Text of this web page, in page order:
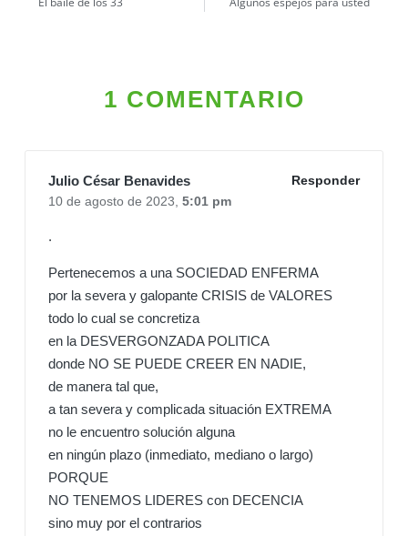
1 COMENTARIO
Julio César Benavides
Responder
10 de agosto de 2023, 5:01 pm
.
Pertenecemos a una SOCIEDAD ENFERMA
por la severa y galopante CRISIS de VALORES
todo lo cual se concretiza
en la DESVERGONZADA POLITICA
donde NO SE PUEDE CREER EN NADIE,
de manera tal que,
a tan severa y complicada situación EXTREMA
no le encuentro solución alguna
en ningún plazo (inmediato, mediano o largo)
PORQUE
NO TENEMOS LIDERES con DECENCIA
sino muy por el contrarios